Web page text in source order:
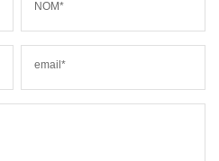
NOM*
email*